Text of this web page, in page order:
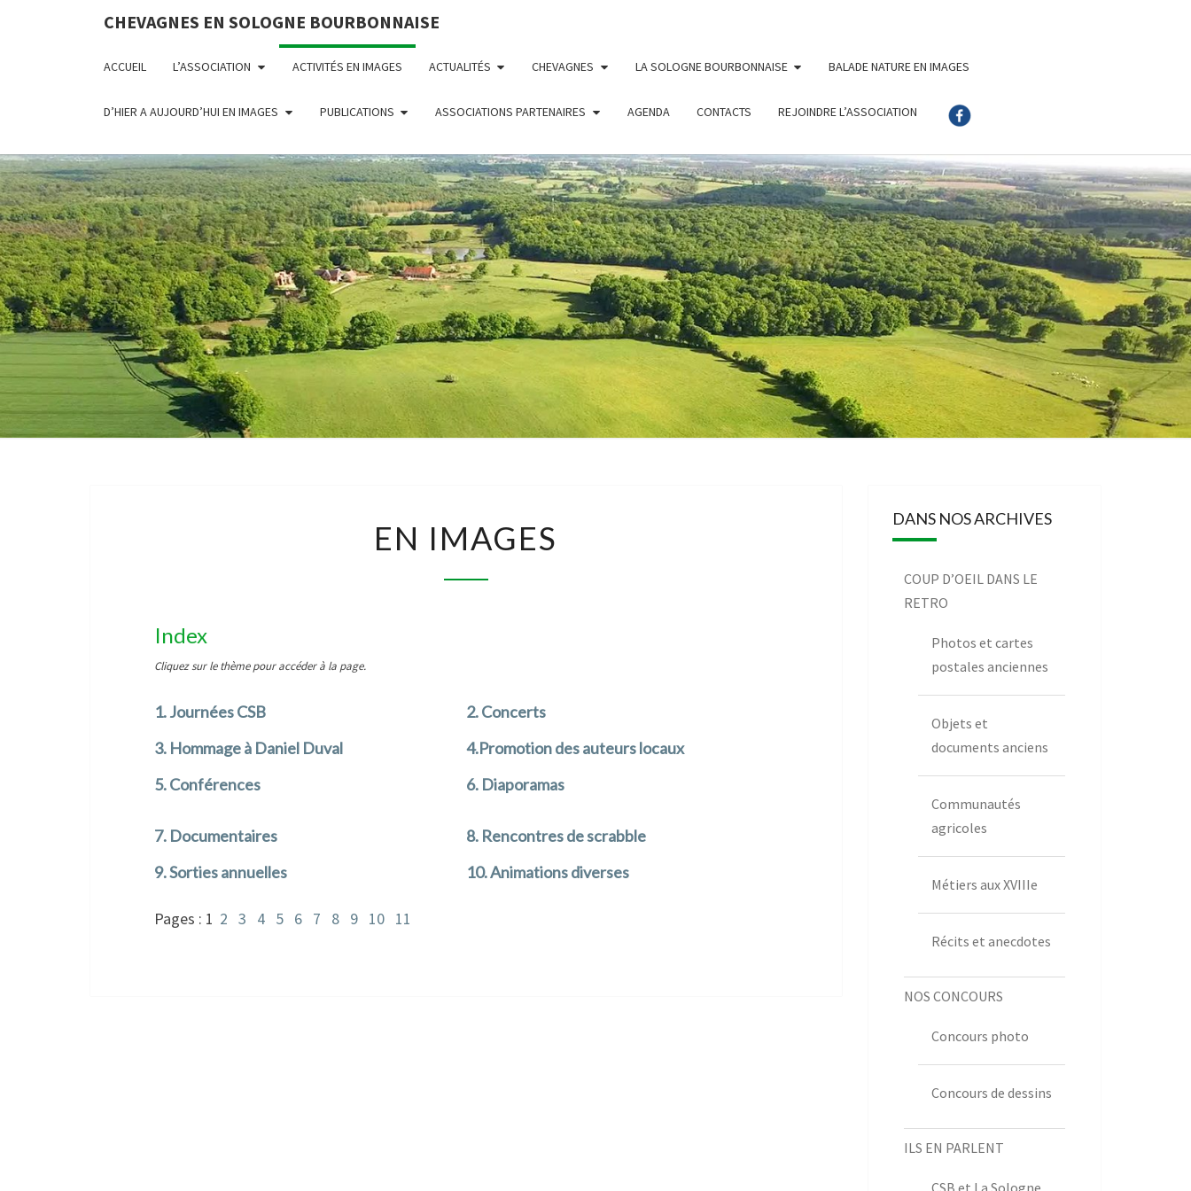
CHEVAGNES EN SOLOGNE BOURBONNAISE
ACCUEIL L’ASSOCIATION ACTIVITÉS EN IMAGES ACTUALITÉS CHEVAGNES LA SOLOGNE BOURBONNAISE BALADE NATURE EN IMAGES
D’HIER A AUJOURD’HUI EN IMAGES PUBLICATIONS ASSOCIATIONS PARTENAIRES AGENDA CONTACTS REJOINDRE L’ASSOCIATION
CHEVAGNES EN
SOLOGNE
Association
Loi 1901
IMAGES
EN IMAGES
Index
Cliquez sur le thème pour accéder à la page.
1. Journées CSB
2. Concerts
3. Hommage à Daniel Duval
4.Promotiondes auteurs locaux
5. Conférences
6. Diaporamas
7. Documentaires
8. Rencontres de scrabble
9. Sorties annuelles
10. Animations diverses
Pages : 1 2 3 4 5 6 7 8 9 10 11
DANS NOS ARCHIVES
COUP D’OEIL DANS LE
RETRO
Photos et cartes
postales anciennes
Objets et
documents anciens
Communautés
agricoles
Métiers aux XVIIIe
Récits et anecdotes
NOS CONCOURS
Concours photo
Concours de dessins
ILS EN PARLENT
CSB et La Sologne